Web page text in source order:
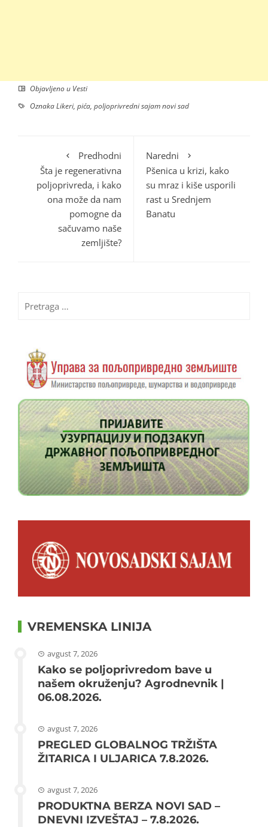
Objavljeno u Vesti
OznakaLikeri, pića, poljoprivredni sajam novi sad
Predhodni
Šta je regenerativna
poljoprivreda, i kako
ona može da nam
pomogne da
sačuvamo naše
zemljište?
Naredni
Pšenica u krizi, kako
su mraz i kiše usporili
rast u Srednjem
Banatu
za:
VREMENSKA LINIJA
avgust 7, 2026
Kako se poljoprivredom bave u
našem okruženju? Agrodnevnik |
06.08.2026.
avgust 7, 2026
PREGLED GLOBALNOG TRŽIŠTA
ŽITARICA I ULJARICA 7.8.2026.
avgust 7, 2026
PRODUKTNA BERZA NOVI SAD –
DNEVNI IZVEŠTAJ – 7.8.2026.